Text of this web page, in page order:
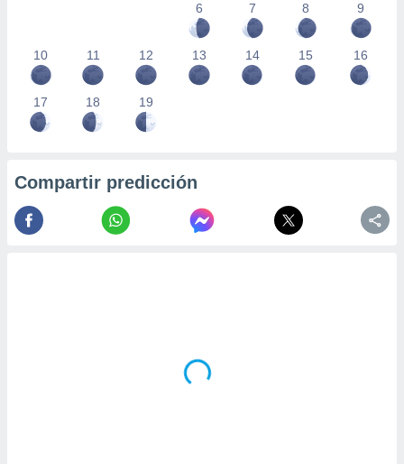
6
7 8 9
10 11 12 13 14 15 16
17 18 19
Compartir predicción